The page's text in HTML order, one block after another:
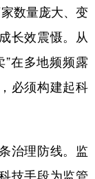
山西
江苏
江西
湖南
西藏
数量庞大、变
长效震慑。从
”在多地频频露
必须构建起科
治理防线。监
技手段为监管